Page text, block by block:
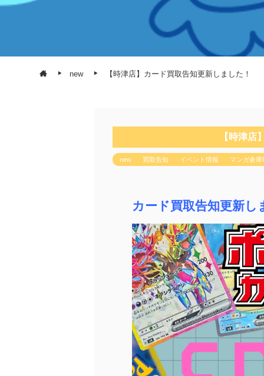
new 【時津店】カード買取告知更新しました！
【時津店
new 買取告知 イベント情報 マンガ倉庫
カード買取告知更新し